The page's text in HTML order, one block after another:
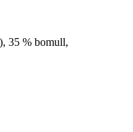
35 % bomull,